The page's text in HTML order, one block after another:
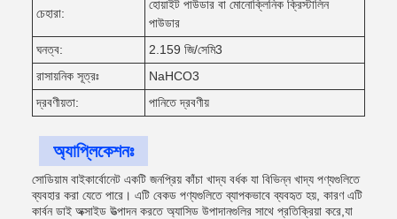
চেহারা:
হোয়াইট পাউডার বা মোনোক্লিনিক ক্রিস্টালিন
পাউডার
ঘনত্ব:
2.159 জি/সেমি3
রাসায়নিক সূত্রঃ
NaHCO3
দ্রবণীয়তা:
পানিতে দ্রবণীয়
অ্যাপ্লিকেশনঃ
সোডিয়াম বাইকার্বোনেট একটি জনপ্রিয় কাঁচা খাদ্য বর্ধক যা বিভিন্ন খাদ্য পণ্যগুলিতে
ব্যবহার করা যেতে পারে। এটি বেকড পণ্যগুলিতে ব্যাপকভাবে ব্যবহৃত হয়, কারণ এটি
কার্বন ডাই অক্সাইড উত্পাদন করতে অ্যাসিড উপাদানগুলির সাথে প্রতিক্রিয়া করে,যা